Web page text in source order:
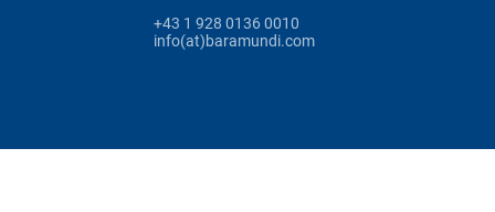
+43 1 928 0136 0010
info(at)baramundi.com